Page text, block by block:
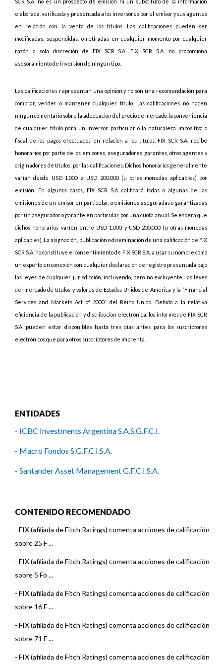
elaborada, verificada y presentada a los inversores por el emisor y sus agentes
en relación con la venta de los títulos. Las calificaciones pueden ser
modificadas, suspendidas, o retiradas en cualquier momento por cualquier
razón a sola discreción de FIX SCR S.A. FIX SCR S.A. no proporciona
asesoramiento de inversión de ningún tipo.
Las calificaciones representan una opinión y no son una recomendación para
comprar, vender o mantener cualquier título. Las calificaciones no hacen
ningún comentario sobre la adecuación del precio de mercado, la conveniencia
de cualquier título para un inversor particular o la naturaleza impositiva o
fiscal de los pagos efectuados en relación a los títulos. FIX SCR S.A. recibe
honorarios por parte de los emisores, aseguradores, garantes, otros agentes y
originadores de títulos, por las calificaciones. Dichos honorarios generalmente
varían desde USD 1.000 a USD 200.000 (u otras monedas aplicables) por
emisión. En algunos casos, FIX SCR S.A. calificará todas o algunas de las
emisiones de un emisor en particular, o emisiones aseguradas o garantizadas
por un asegurador o garante en particular, por una cuota anual. Se espera que
dichos honorarios varíen entre USD 1.000 y USD 200.000 (u otras monedas
aplicables). La asignación, publicación o diseminación de una calificación de FIX
SCR S.A. no constituye el consentimiento de FIX SCR S.A. a usar su nombre como
un experto en conexión con cualquier declaración de registro presentada bajo
las leyes de cualquier jurisdicción, incluyendo, pero no excluyente, las leyes
del mercado de títulos y valores de Estados Unidos de América y la “Financial
Services and Markets Act of 2000” del Reino Unido. Debido a la relativa
eficiencia de la publicación y distribución electrónica, los informes de FIX SCR
S.A. pueden estar disponibles hasta tres días antes para los suscriptores
electrónicos que para otros suscriptores de imprenta.
ENTIDADES
- ICBC Investments Argentina S.A.S.G.F.C.I.
- Macro Fondos S.G.F.C.I.S.A.
- Santander Asset Management G.F.C.I.S.A.
CONTENIDO RECOMENDADO
- FIX (afiliada de Fitch Ratings) comenta acciones de calificación
sobre 25 F ...
- FIX (afiliada de Fitch Ratings) comenta acciones de calificación
sobre 5 Fo ...
- FIX (afiliada de Fitch Ratings) comenta acciones de calificación
sobre 16 F ...
- FIX (afiliada de Fitch Ratings) comenta acciones de calificación
sobre 71 F ...
- FIX (afiliada de Fitch Ratings) comenta acciones de calificación